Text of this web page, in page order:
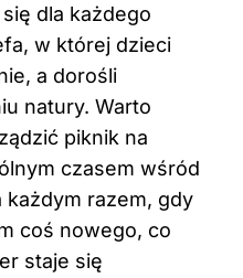
dla każdego
w której dzieci
a dorośli
natury. Warto
piknik na
czasem wśród
razem, gdy
coś nowego, co
staje się